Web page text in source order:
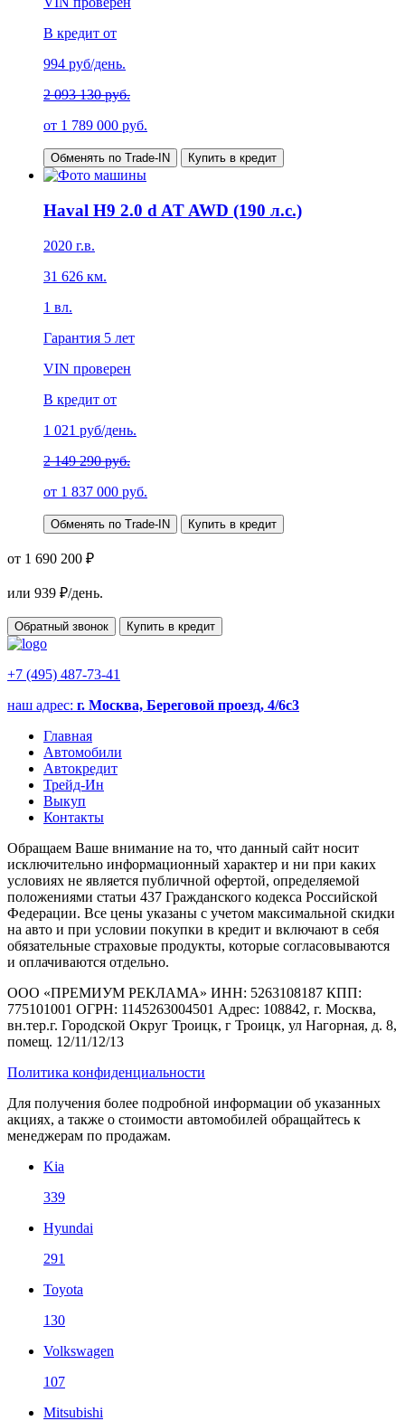
В кредит от
994 руб/день.
2 093 130 руб.
от 1 789 000 руб.
Обменять по Trade-IN Купить в кредит
Haval H9 2.0 d AT AWD (190 л.с.)
2020 г.в.
31 626 км.
1 вл.
Гарантия 5 лет
VIN проверен
В кредит от
1 021 руб/день.
2 149 290 руб.
от 1 837 000 руб.
Обменять по Trade-IN Купить в кредит
от 1 690 200 ₽
или 939 ₽/день.
Обратный звонок Купить в кредит
+7 (495) 487-73-41
наш адрес: г. Москва, Береговой проезд, 4/6с3
Главная
Автомобили
Автокредит
Трейд-Ин
Выкуп
Контакты
Обращаем Ваше внимание на то, что данный сайт носит
исключительно информационный характер и ни при каких
условиях не является публичной офертой, определяемой
положениями статьи 437 Гражданского кодекса Российской
Федерации. Все цены указаны с учетом максимальной скидки
на авто и при условии покупки в кредит и включают в себя
обязательные страховые продукты, которые согласовываются
и оплачиваются отдельно.
ООО «ПРЕМИУМ РЕКЛАМА» ИНН: 5263108187 КПП:
775101001 ОГРН: 1145263004501 Адрес: 108842, г. Москва,
вн.тер.г. Городской Округ Троицк, г Троицк, ул Нагорная, д. 8,
помещ. 12/11/12/13
Политика конфиденциальности
Для получения более подробной информации об указанных
акциях, а также о стоимости автомобилей обращайтесь к
менеджерам по продажам.
Kia
339
Hyundai
291
Toyota
130
Volkswagen
107
Mitsubishi